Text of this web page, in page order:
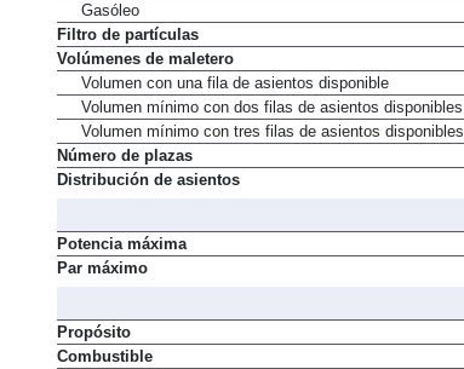
Gasóleo
Filtro de partículas
Volúmenes de maletero
Volumen con una fila de asientos disponible
Volumen mínimo con dos filas de asientos disponibles
Volumen mínimo con tres filas de asientos disponibles
Número de plazas
Distribución de asientos
Potencia máxima
Par máximo
Propósito
Combustible